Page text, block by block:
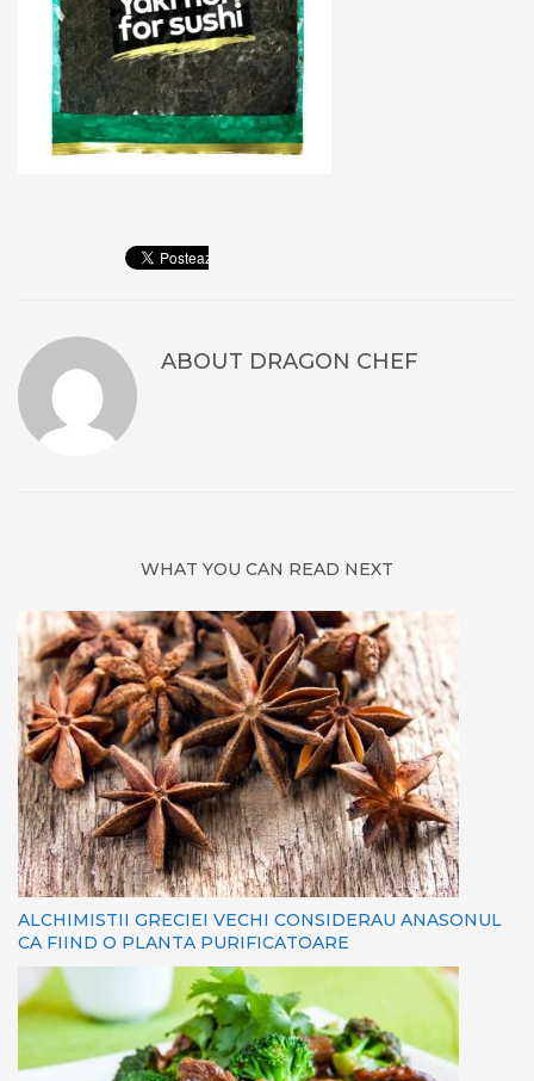
ABOUT DRAGON CHEF
WHAT YOU CAN READ NEXT
ALCHIMISTII GRECIEI VECHI CONSIDERAU ANASONUL
CA FIIND O PLANTA PURIFICATOARE